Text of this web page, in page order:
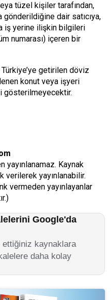
tüzel kişiler tarafından,
gönderildiğine dair satıcıya,
iş yerine ilişkin bilgileri
numarası) içeren bir
getirilen döviz
konut veya işyeri
gösterilmeyecektir.
yayınlanamaz. Kaynak
yayınlanabilir.
vermeden yayınlayanlar
Google'da
ettiğiniz kaynaklara
daha kolay